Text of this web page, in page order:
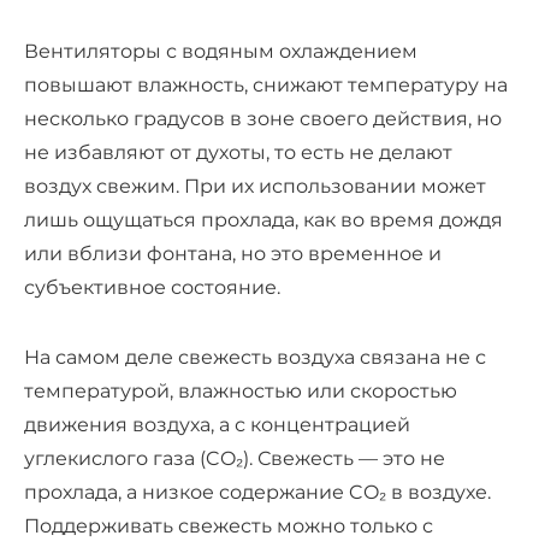
Вентиляторы с водяным охлаждением
повышают влажность, снижают температуру на
несколько градусов в зоне своего действия, но
не избавляют от духоты, то есть не делают
воздух свежим. При их использовании может
лишь ощущаться прохлада, как во время дождя
или вблизи фонтана, но это временное и
субъективное состояние.
На самом деле свежесть воздуха связана не с
температурой, влажностью или скоростью
движения воздуха, а с концентрацией
углекислого газа (CO₂). Свежесть — это не
прохлада, а низкое содержание CO₂ в воздухе.
Поддерживать свежесть можно только с